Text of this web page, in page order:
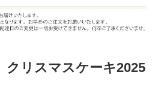
クリスマスケーキ2025